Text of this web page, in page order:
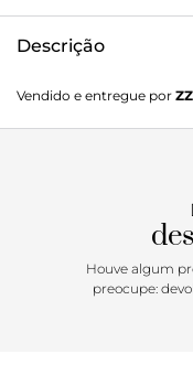
Descrição
couro. Posui bico
bridão na gáspea na
Aquele clássico que
feminino ganha
modelo, deixando
Vendido e entregue por
Houve algum
preocupe: